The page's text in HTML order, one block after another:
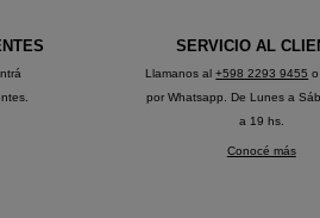
SERVICIO AL
Llamanos al+598 2293 9455
por Whatsapp. De Lunes a
a 19 hs.
Conocé más